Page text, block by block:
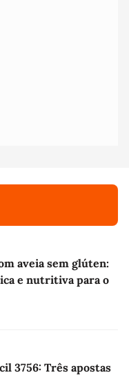
aveia sem glúten:
e nutritiva para o
3756: Três apostas